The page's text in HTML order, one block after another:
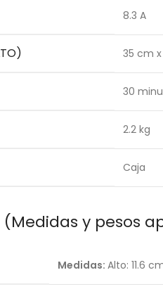
8.3 A
35 cm
30
2.2 kg
Caja
y pesos
Medidas: Alto: 11.6